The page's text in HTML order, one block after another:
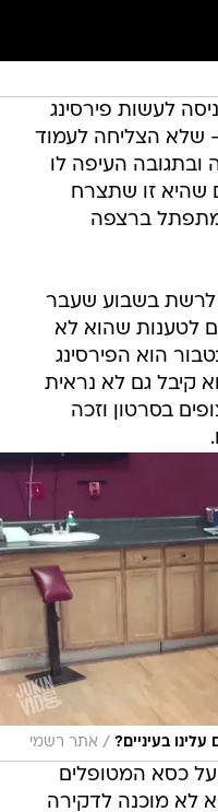
לעשות פירסינג
שלא הצליחה לעמוד
ובתגובה העיפה לו
שהיא זו שתצרח
ברצפה
בשבוע שעבר
לטענות שהוא לא
הוא הפירסינג
קיבל גם לא נראית
בסרטון וזכה
בעיניים? / אתר רשמי
כסא המטופלים
לא מוכנה לדקירה